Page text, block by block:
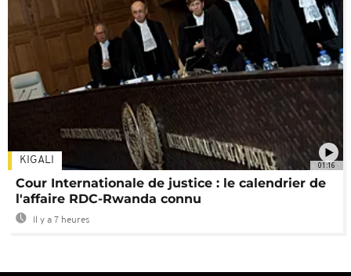
01:16
KIGALI
Cour Internationale de justice : le calendrier de
l'affaire RDC-Rwanda connu
Il y a 7 heures